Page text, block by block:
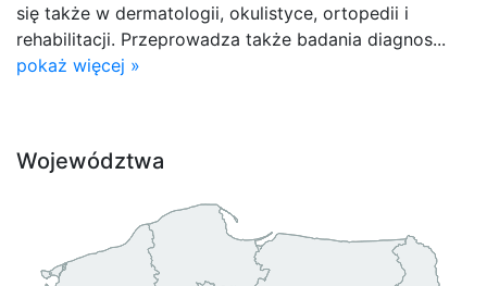
się także w dermatologii, okulistyce, ortopedii i
rehabilitacji. Przeprowadza także badania diagnos...
pokaż więcej »
Województwa